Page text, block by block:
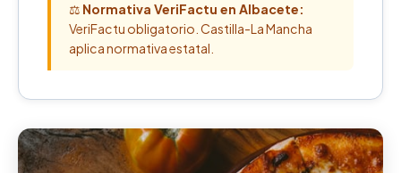
⚖️ Normativa VeriFactu en Albacete:
VeriFactu obligatorio. Castilla-La Mancha
aplica normativa estatal.